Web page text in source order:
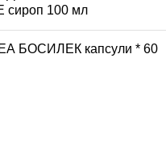
сироп 100 мл
БОСИЛЕК капсули * 60